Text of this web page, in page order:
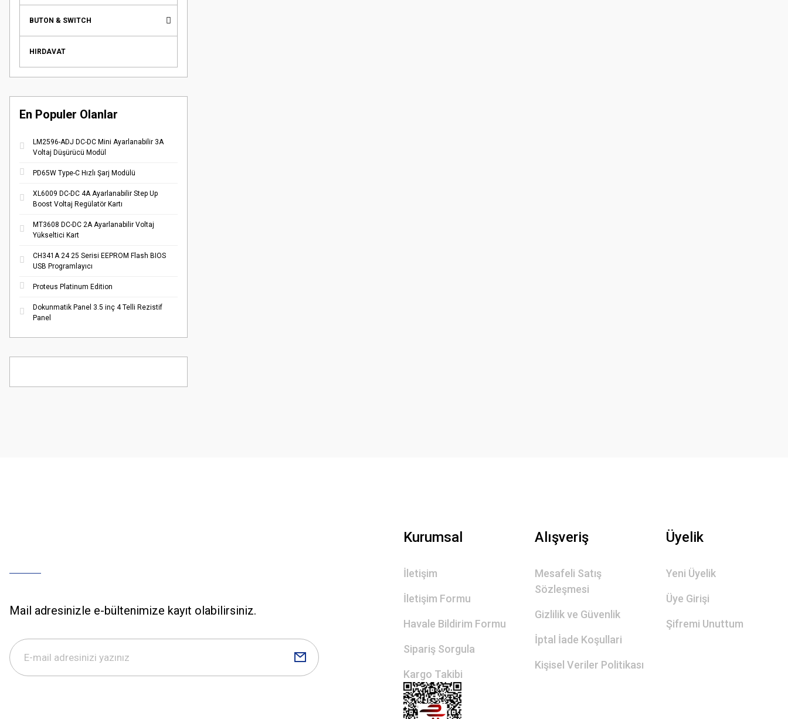
BUTON & SWITCH
HIRDAVAT
En Populer Olanlar
LM2596-ADJ DC-DC Mini Ayarlanabilir 3A
Voltaj Düşürücü Modül
PD65W Type-C Hızlı Şarj Modülü
XL6009 DC-DC 4A Ayarlanabilir Step Up
Boost Voltaj Regülatör Kartı
MT3608 DC-DC 2A Ayarlanabilir Voltaj
Yükseltici Kart
CH341A 24 25 Serisi EEPROM Flash BIOS
USB Programlayıcı
Proteus Platinum Edition
Dokunmatik Panel 3.5 inç 4 Telli Rezistif
Panel
Mail adresinizle e-bültenimize kayıt olabilirsiniz.
Kurumsal
İletişim
İletişim Formu
Havale Bildirim Formu
Sipariş Sorgula
Kargo Takibi
Alışveriş
Mesafeli Satış
Sözleşmesi
Gizlilik ve Güvenlik
İptal İade Koşullari
Kişisel Veriler Politikası
Üyelik
Yeni Üyelik
Üye Girişi
Şifremi Unuttum